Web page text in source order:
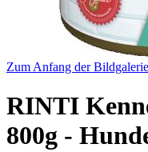
Zum Anfang der
RINTI
800g -